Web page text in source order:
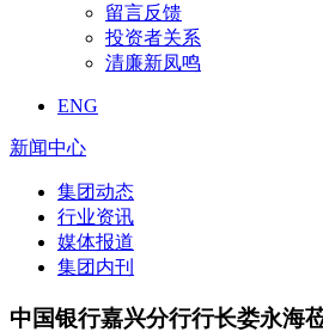
留言反馈
投资者关系
清廉新凤鸣
ENG
新闻中心
集团动态
行业资讯
媒体报道
集团内刊
中国银行嘉兴分行行长娄永海